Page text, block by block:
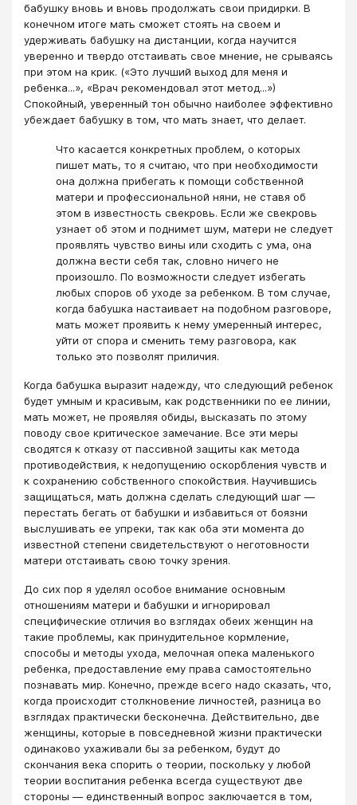
бабушку вновь и вновь продолжать свои придирки. В
конечном итоге мать сможет стоять на своем и
удерживать бабушку на дистанции, когда научится
уверенно и твердо отстаивать свое мнение, не срываясь
при этом на крик. («Это лучший выход для меня и
ребенка...», «Врач рекомендовал этот метод...»)
Спокойный, уверенный тон обычно наиболее эффективно
убеждает бабушку в том, что мать знает, что делает.
Что касается конкретных проблем, о которых
пишет мать, то я считаю, что при необходимости
она должна прибегать к помощи собственной
матери и профессиональной няни, не ставя об
этом в известность свекровь. Если же свекровь
узнает об этом и поднимет шум, матери не следует
проявлять чувство вины или сходить с ума, она
должна вести себя так, словно ничего не
произошло. По возможности следует избегать
любых споров об уходе за ребенком. В том случае,
когда бабушка настаивает на подобном разговоре,
мать может проявить к нему умеренный интерес,
уйти от спора и сменить тему разговора, как
только это позволят приличия.
Когда бабушка выразит надежду, что следующий ребенок
будет умным и красивым, как родственники по ее линии,
мать может, не проявляя обиды, высказать по этому
поводу свое критическое замечание. Все эти меры
сводятся к отказу от пассивной защиты как метода
противодействия, к недопущению оскорбления чувств и
к сохранению собственного спокойствия. Научившись
защищаться, мать должна сделать следующий шаг —
перестать бегать от бабушки и избавиться от боязни
выслушивать ее упреки, так как оба эти момента до
известной степени свидетельствуют о неготовности
матери отстаивать свою точку зрения.
До сих пор я уделял особое внимание основным
отношениям матери и бабушки и игнорировал
специфические отличия во взглядах обеих женщин на
такие проблемы, как принудительное кормление,
способы и методы ухода, мелочная опека маленького
ребенка, предоставление ему права самостоятельно
познавать мир. Конечно, прежде всего надо сказать, что,
когда происходит столкновение личностей, разница во
взглядах практически бесконечна. Действительно, две
женщины, которые в повседневной жизни практически
одинаково ухаживали бы за ребенком, будут до
скончания века спорить о теории, поскольку у любой
теории воспитания ребенка всегда существуют две
стороны — единственный вопрос заключается в том,